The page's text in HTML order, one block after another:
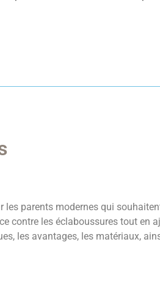
les parents modernes qui
contre les éclaboussures tout en
les avantages, les matériaux,